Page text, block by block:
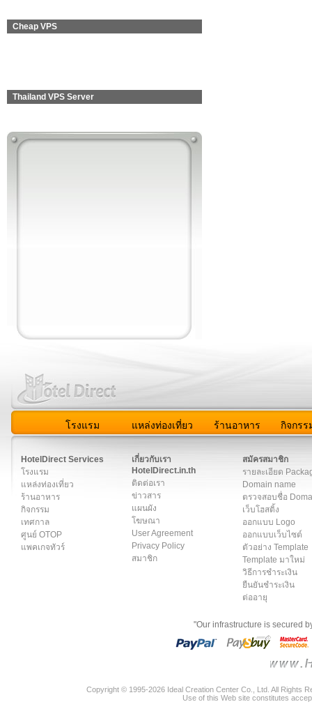
Cheap VPS
Thailand VPS Server
โรงแรม แหล่งท่องเที่ยว ร้านอาหาร กิจกรร
HotelDirect Services
โรงแรม
แหล่งท่องเที่ยว
ร้านอาหาร
กิจกรรม
เทศกาล
ศูนย์ OTOP
แพคเกจทัวร์
เกี่ยวกับเรา
HotelDirect.in.th
ติดต่อเรา
ข่าวสาร
แผนผัง
โฆษณา
User Agreement
Privacy Policy
สมาชิก
สมัครสมาชิก
รายละเอียด
Domain name
ตรวจสอบชื่อ
เว็บโฮสติ้ง
ออกแบบ Logo
ออกแบบเว็บไซต์
ตัวอย่าง Template
Template มาใหม่
วิธีการชำระเงิน
ยืนยันชำระเงิน
ต่ออายุ
"Our infrastructure is secured
Copyright © 1995-2026 Ideal Creation Center Co., Ltd. All Rights
Use of this Web site constitutes